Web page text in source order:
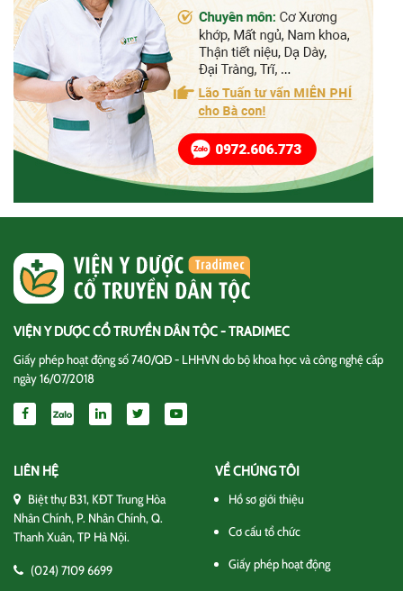
VIỆN Y DƯỢC CỔ TRUYỀN DÂN TỘC - TRADIMEC
Giấy phép hoạt động số 740/QĐ - LHHVN do bộ khoa học và công nghệ cấp
ngày 16/07/2018
LIÊN HỆ
Biệt thự B31, KĐT Trung Hòa
Nhân Chính, P. Nhân Chính, Q.
Thanh Xuân, TP Hà Nội.
(024) 7109 6699
VỀ CHÚNG TÔI
Hồ sơ giới thiệu
Cơ cấu tổ chức
Giấy phép hoạt động